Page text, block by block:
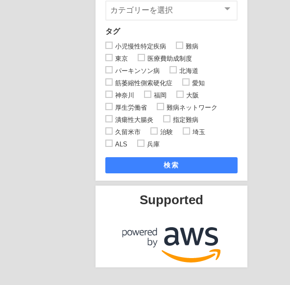
タグ
小児慢性特定疾病
難病
東京
医療費助成制度
パーキンソン病
北海道
筋萎縮性側索硬化症
愛知
神奈川
福岡
大阪
厚生労働省
難病ネットワーク
潰瘍性大腸炎
指定難病
久留米市
治験
埼玉
ALS
兵庫
検索
Supported